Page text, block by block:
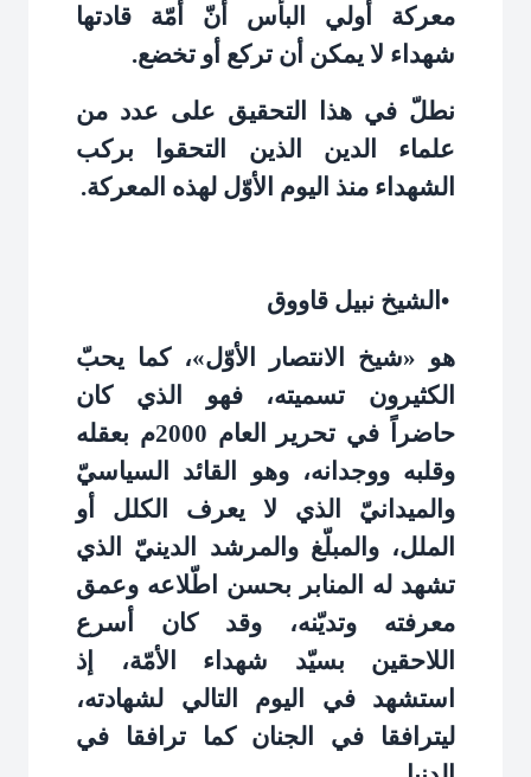
معركة أولي البأس أنّ أمّة قادتها
شهداء لا يمكن أن تركع أو تخضع.
نطلّ في هذا التحقيق على عدد من
علماء الدين الذين التحقوا بركب
الشهداء منذ اليوم الأوّل لهذه المعركة.
• الشيخ نبيل قاووق
هو «شيخ الانتصار الأوّل»، كما يحبّ
الكثيرون تسميته، فهو الذي كان
حاضراً في تحرير العام 2000م بعقله
وقلبه ووجدانه، وهو القائد السياسيّ
والميدانيّ الذي لا يعرف الكلل أو
الملل، والمبلّغ والمرشد الدينيّ الذي
تشهد له المنابر بحسن اطّلاعه وعمق
معرفته وتديّنه، وقد كان أسرع
اللاحقين بسيّد شهداء الأمّة، إذ
استشهد في اليوم التالي لشهادته،
ليترافقا في الجنان كما ترافقا في